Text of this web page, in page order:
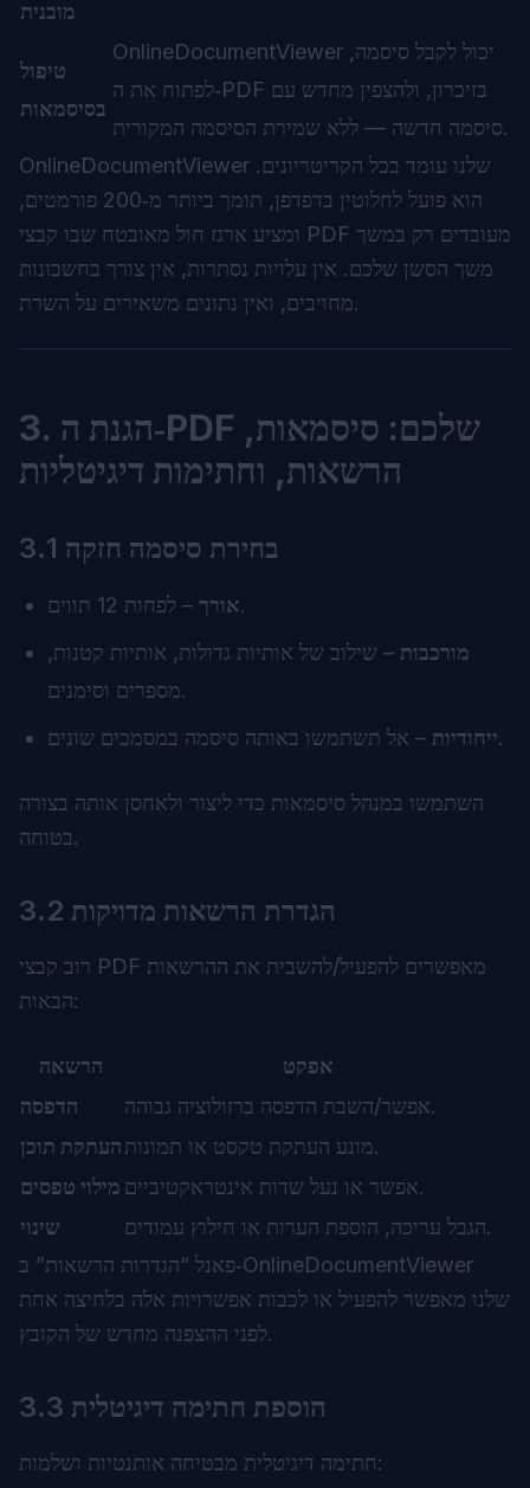
מובנית
טיפול
בסיסמאות
OnlineDocumentViewer יכול לקבל סיסמה,
לפתוח את ה‑PDF בזיכרון, ולהצפין מחדש עם
סיסמה חדשה — ללא שמירת הסיסמה המקורית.
OnlineDocumentViewer שלנו עומד בכל הקריטריונים.
הוא פועל לחלוטין בדפדפן, תומך ביותר מ‑200 פורמטים,
ומציע ארגז חול מאובטח שבו קבצי PDF מעובדים רק במשך
משך הסשן שלכם. אין עלויות נסתרות, אין צורך בחשבונות
מחויבים, ואין נתונים משאירים על השרת.
3. הגנת ה‑PDF שלכם: סיסמאות,
הרשאות, וחתימות דיגיטליות
3.1 בחירת סיסמה חזקה
אורך– לפחות 12 תווים.
מורכבות – שילוב של אותיות גדולות, אותיות קטנות,
מספרים וסימנים.
ייחודיות– אל תשתמשו באותה סיסמה במסמכים שונים.
השתמשו במנהל סיסמאות כדי ליצור ולאחסן אותה בצורה
בטוחה.
3.2 הגדרת הרשאות מדויקות
רוב קבצי PDF מאפשרים להפעיל/להשבית את ההרשאות
הבאות:
הרשאה
אפקט
הדפסה
אפשר/השבת הדפסה ברזולוציה גבוהה.
העתקת תוכן
מונע העתקת טקסט או תמונות.
מילוי טפסים
אפשר או נעל שדות אינטראקטיביים.
שינוי
הגבל עריכה, הוספת הערות או חילוץ עמודים.
פאנל “הגדרות הרשאות” ב‑OnlineDocumentViewer
שלנו מאפשר להפעיל או לכבות אפשרויות אלה בלחיצה אחת
לפני ההצפנה מחדש של הקובץ.
3.3 הוספת חתימה דיגיטלית
חתימה דיגיטלית מבטיחה אותנטיות ושלמות: